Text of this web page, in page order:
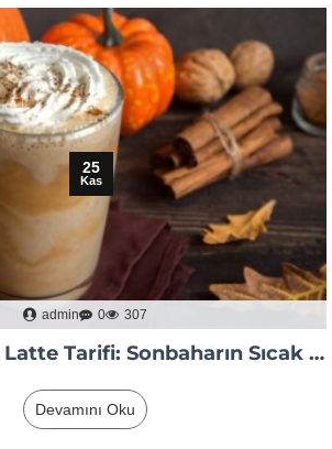
25
Kas
admin 0 307
Pumpkin Spice Latte Tarifi: Sonbaharın Sıcak ve Baharatlı Yüzü
Devamını Oku